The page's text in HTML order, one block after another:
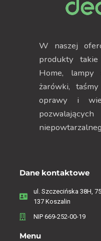
W naszej
produkty
Home,
żarówki,
oprawy i
Dane kontaktowe
ul. Szczecińska 38H,
137 Koszalin
NIP 669-252-00-19
Menu